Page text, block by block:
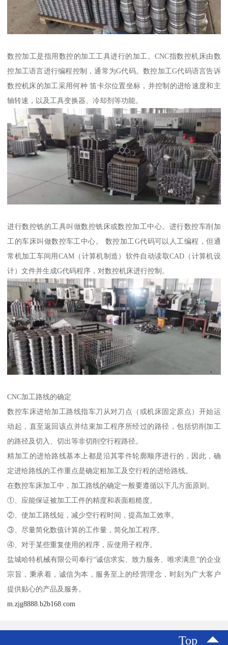
数控加工是指用数控的加工工具进行的加工。CNC指数控机床由数
控加工语言进行编程控制，通常为G代码。数控加工G代码语言告诉
数控机床的加工采用何种 笛卡尔位置坐标，并控制的进给速度和主
轴转速，以及工具变换器、冷却剂等功能。
进行数控铣的工具叫做数控铣床或数控加工中心。进行数控车削加
工的车床叫做数控车工中心。 数控加工G代码可以人工编程，但通
常机加工车间用CAM（计算机制造）软件自动读取CAD（计算机设
计）文件并生成G代码程序，对数控机床进行控制。
CNC加工路线的确定
数控车床进给加工路线指车刀从对刀点（或机床固定原点）开始运
动起，直至返回该点并结束加工程序所经过的路径，包括切削加工
的路径及切入、切出等非切削空行程路径。
精加工的进给路线基本上都是沿其零件轮廓顺序进行的，因此，确
定进给路线的工作重点是确定粗加工及空行程的进给路线。
在数控车床加工中，加工路线的确定一般要遵循以下几方面原则。
①、应能保证被加工工件的精度和表面粗糙度。
②、使加工路线短，减少空行程时间，提高加工效率。
③、尽量简化数值计算的工作量，简化加工程序。
④、对于某些重复使用的程序，应使用子程序。
盐城哈特机械有限公司奉行“诚信求实、致力服务、唯求满意”的企业
宗旨，秉承着，诚信为本，服务至上的经营理念，时刻为广大客户
提供贴心的产品及服务。
m.zjg8888.b2b168.com
Top